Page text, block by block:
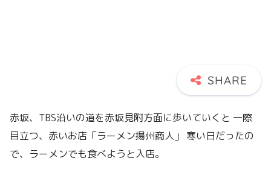
赤坂、TBS沿いの道を赤坂見附方面に歩いていくと 一際
目立つ、赤いお店「ラーメン揚州商人」 寒い日だったの
で、ラーメンでも食べようと入店。